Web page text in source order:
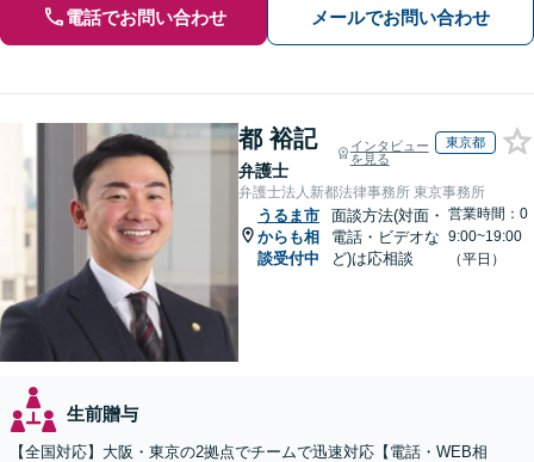
電話でお問い合わせ メールでお問い合わせ
都 裕記
弁護士
インタビュー
を見る
東京都
弁護士法人新都法律事務所 東京事務所
うるま市
からも相
談受付中
面談方法(対面・
電話・ビデオな
ど)は応相談
営業時間：0
9:00~19:00
（平日）
生前贈与
【全国対応】大阪・東京の2拠点でチームで迅速対応【電話・WEB相